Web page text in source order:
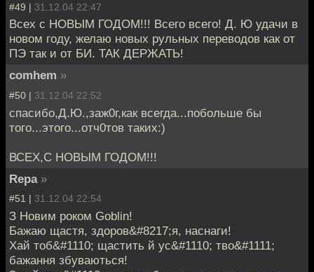
#49 | 31.12.04 22:47
Всех с НОВЫМ ГОДОМ!!! Всего всего! Д. Ю удачи в
новом году, желаю новых рульных переводов как от
ПЭ так и от БИ. ТАК ДЕРЖАТЬ!
comhem »
#50 | 31.12.04 22:52
спасибо,Д.Ю.,заж0г,как всегда...побольше бы
того...этого...отч0тов таких:)
ВСЕХ,С НОВЫМ ГОДОМ!!!
Repa »
#51 | 31.12.04 22:54
З Новим роком Goblin!
Бажаю щастя, здоров&#8217;я, наснаги!
Хай тоб&#1110; щастить й ус&#1110; тво&#1111;
бажання збуваються!